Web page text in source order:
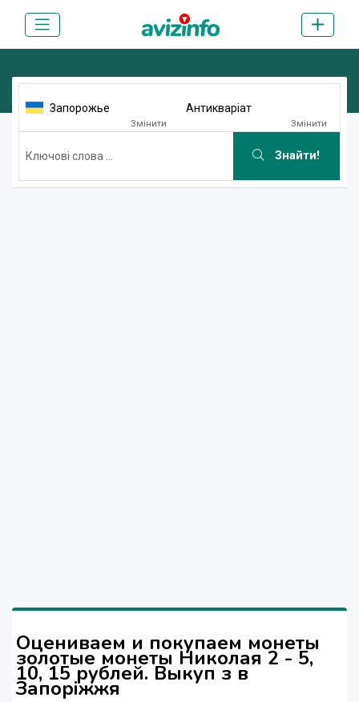
Запорожье
Змінити
Антикваріат
Змінити
Знайти!
Оцениваем и покупаем монеты
золотые монеты Николая 2 - 5,
10, 15 рублей. Выкуп з в
Запоріжжя